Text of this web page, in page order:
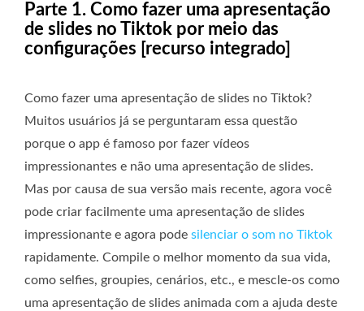
Parte 1. Como fazer uma apresentação
de slides no Tiktok por meio das
configurações [recurso integrado]
Como fazer uma apresentação de slides no Tiktok?
Muitos usuários já se perguntaram essa questão
porque o app é famoso por fazer vídeos
impressionantes e não uma apresentação de slides.
Mas por causa de sua versão mais recente, agora você
pode criar facilmente uma apresentação de slides
impressionante e agora pode silenciar o som no Tiktok
rapidamente. Compile o melhor momento da sua vida,
como selfies, groupies, cenários, etc., e mescle-os como
uma apresentação de slides animada com a ajuda deste